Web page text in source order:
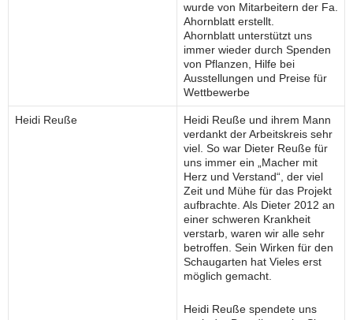
wurde von Mitarbeitern der Fa.
Ahornblatt erstellt.
Ahornblatt unterstützt uns
immer wieder durch Spenden
von Pflanzen, Hilfe bei
Ausstellungen und Preise für
Wettbewerbe
Heidi Reuße
Heidi Reuße und ihrem Mann
verdankt der Arbeitskreis sehr
viel. So war Dieter Reuße für
uns immer ein „Macher mit
Herz und Verstand“, der viel
Zeit und Mühe für das Projekt
aufbrachte. Als Dieter 2012 an
einer schweren Krankheit
verstarb, waren wir alle sehr
betroffen. Sein Wirken für den
Schaugarten hat Vieles erst
möglich gemacht.
Heidi Reuße spendete uns